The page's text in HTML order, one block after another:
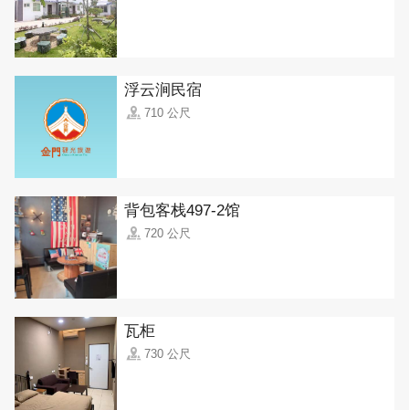
浮云涧民宿
710 公尺
背包客栈497-2馆
720 公尺
瓦柜
730 公尺